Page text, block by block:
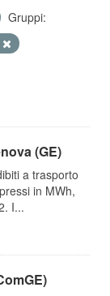
Gruppi:
(GE)
a trasporto
in MWh,
I...